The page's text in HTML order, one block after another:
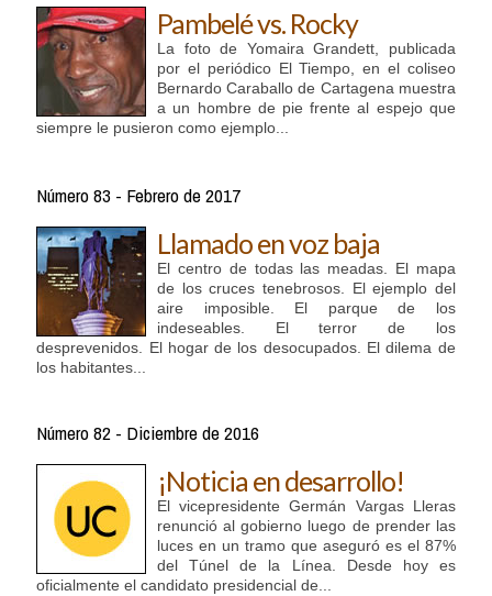
Pambelé vs. Rocky
La foto de Yomaira Grandett, publicada
por el periódico El Tiempo, en el coliseo
Bernardo Caraballo de Cartagena muestra
a un hombre de pie frente al espejo que
siempre le pusieron como ejemplo...
Número 83 - Febrero de 2017
Llamado en voz baja
El centro de todas las meadas. El mapa
de los cruces tenebrosos. El ejemplo del
aire imposible. El parque de los
indeseables. El terror de los
desprevenidos. El hogar de los desocupados. El dilema de
los habitantes...
Número 82 - Diciembre de 2016
¡Noticia en desarrollo!
El vicepresidente Germán Vargas Lleras
renunció al gobierno luego de prender las
luces en un tramo que aseguró es el 87%
del Túnel de la Línea. Desde hoy es
oficialmente el candidato presidencial de...